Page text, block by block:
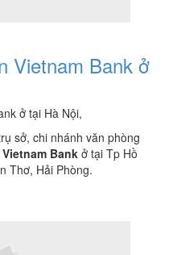
Vietnam Bank ở
ở tại Hà Nội,
sở, chi nhánh văn phòng
Bank ở tại Tp Hồ
Thơ, Hải Phòng.